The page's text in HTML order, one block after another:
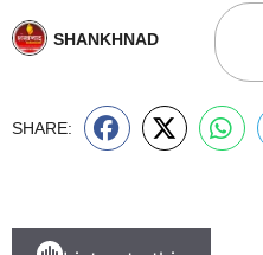
SHANKHNAD
SHARE: